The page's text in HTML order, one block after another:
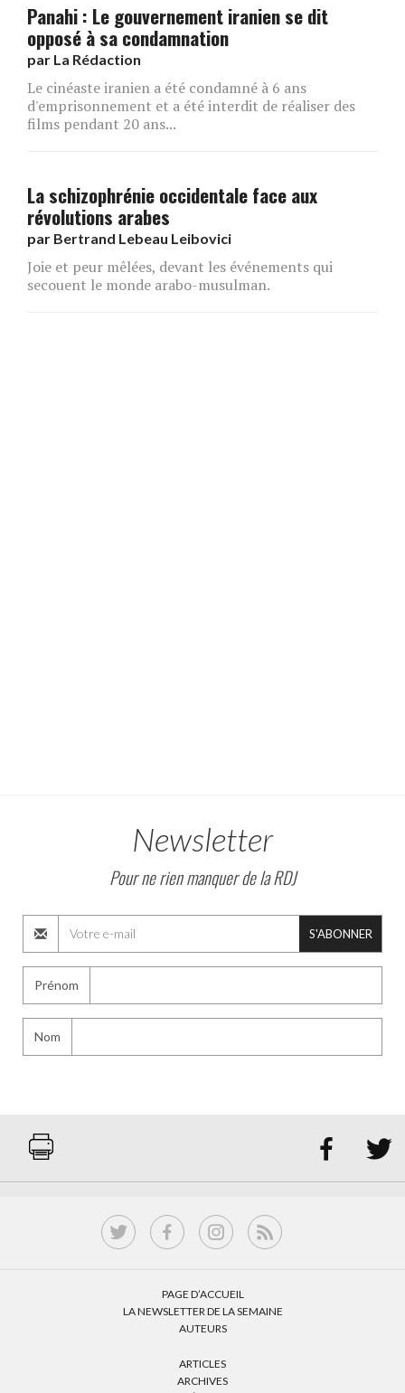
Panahi : Le gouvernement iranien se dit
opposé à sa condamnation
par La Rédaction
Le cinéaste iranien a été condamné à 6 ans
d'emprisonnement et a été interdit de réaliser des
films pendant 20 ans...
La schizophrénie occidentale face aux
révolutions arabes
par Bertrand Lebeau Leibovici
Joie et peur mêlées, devant les événements qui
secouent le monde arabo-musulman.
Newsletter
Pour ne rien manquer de la RDJ
S'ABONNER
Prénom
Nom
 
PAGE D’ACCUEIL
LA NEWSLETTER DE LA SEMAINE
AUTEURS
ARTICLES
ARCHIVES